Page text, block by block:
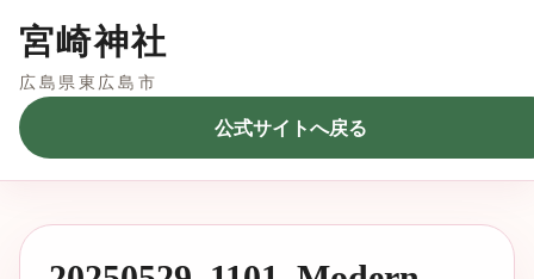
宮崎神社
広島県東広島市
公式サイトへ戻る